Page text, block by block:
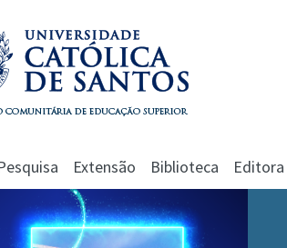
Extensão Biblioteca Editora